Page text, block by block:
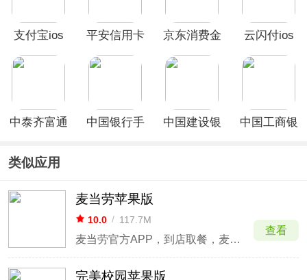
支付宝ios
平安信用卡
京东消费金
云闪付ios
中泰齐富通
中国银行手
中国建设银
中国工商银
类似应用
麦当劳苹果版
10.0 / 117.7M
麦当劳官方APP，到店取餐，麦乐送，麦咖啡
查看
完美校园苹果版